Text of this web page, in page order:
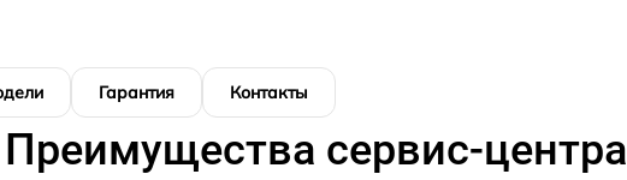
Гарантия Контакты
Преимущества сервис-центра